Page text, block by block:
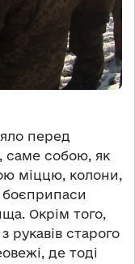
перед
саме собою, як
міццю, колони,
боєприпаси
Окрім того,
рукавів старого
де тоді